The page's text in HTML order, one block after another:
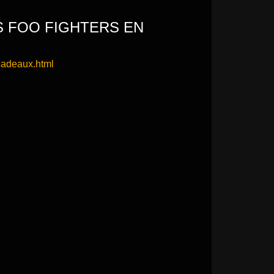
FOO FIGHTERS EN